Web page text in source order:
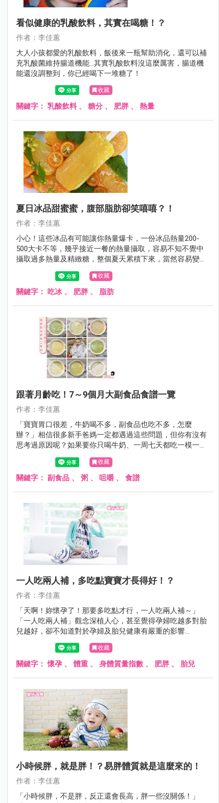
看似健康的乳酸飲料，其實在喝糖！？
作者：李佳蕙
大人小孩都愛的乳酸飲料，飯後來一瓶幫助消化，還可以補
充乳酸菌維持腸道機能…其實乳酸飲料沒這麼厲害，腸道機
能還沒調整到，你已經喝下一堆糖了！
收藏
關鍵字： 乳酸飲料 、 糖分 、 肥胖、 熱量
夏日冰品甜蜜蜜，腹部脂肪卻笑嘻嘻？！
作者：李佳蕙
小心！這些冰品有可能讓你熱量爆卡，一份冰品熱量200-
500大卡不等，幾乎接近一餐的熱量攝取，容易不知不覺中
攝取過多熱量及精緻糖，整個夏天累積下來，當然容易變
收藏
關鍵字： 吃冰 、 肥胖、 脂肪
跟著月齡吃！7～9個月大副食品食譜一覽
作者：李佳蕙
「寶寶胃口很差，牛奶喝不多，副食品也吃不多，怎麼
辦？」相信很多新手爸媽一定都遇過這些問題，但你有沒有
思考過原因呢？如果要你只喝牛奶、一周七天都吃一模一樣
的粥，你的胃口會好嗎？相信即使是新手爸媽應該也會吃不
下吧！所以寶寶並不是不吃，而是吃膩了！今天要教大家製
作八種口味的粥，包準寶寶胃口大開，絕對不挑食喔～
收藏
關鍵字： 副食品 、 粥 、 咀嚼 、 食譜
一人吃兩人補，多吃點寶寶才長得好！？
作者：李佳蕙
「天啊！妳懷孕了！那要多吃點才行，一人吃兩人補～」
「一人吃兩人補」觀念深植人心，甚至覺得孕婦吃越多對胎
兒越好，卻不知道對於孕婦及胎兒健康有嚴重的影響…
收藏
關鍵字：懷孕 、 體重 、 身體質量指數 、 肥胖、 胎兒
小時候胖，就是胖！？易胖體質就是這麼來的！
作者：李佳蕙
「小時候胖，不是胖，反正還會長高，胖一些沒關係！」